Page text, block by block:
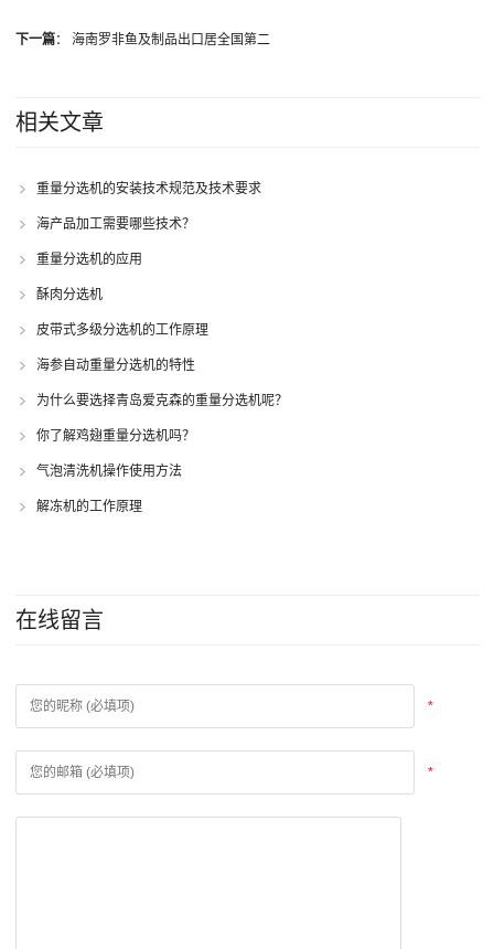
下一篇： 海南罗非鱼及制品出口居全国第二
相关文章
重量分选机的安装技术规范及技术要求
海产品加工需要哪些技术？
重量分选机的应用
酥肉分选机
皮带式多级分选机的工作原理
海参自动重量分选机的特性
为什么要选择青岛爱克森的重量分选机呢？
你了解鸡翅重量分选机吗？
气泡清洗机操作使用方法
解冻机的工作原理
在线留言
*
*